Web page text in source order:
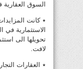
السوق
٭ كانت
الاستثمارية
تحويلها الى
لافت.
٭ العقارات